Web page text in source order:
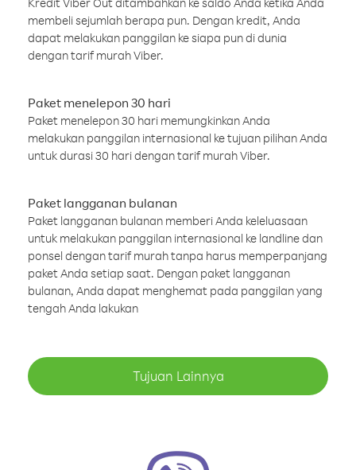
membeli sejumlah berapa pun. Dengan kredit, Anda
dapat melakukan panggilan ke siapa pun di dunia
dengan tarif murah Viber.
Paket menelepon 30 hari
Paket menelepon 30 hari memungkinkan Anda
melakukan panggilan internasional ke tujuan pilihan Anda
untuk durasi 30 hari dengan tarif murah Viber.
Paket langganan bulanan
Paket langganan bulanan memberi Anda keleluasaan
untuk melakukan panggilan internasional ke landline dan
ponsel dengan tarif murah tanpa harus memperpanjang
paket Anda setiap saat. Dengan paket langganan
bulanan, Anda dapat menghemat pada panggilan yang
tengah Anda lakukan
Tujuan Lainnya